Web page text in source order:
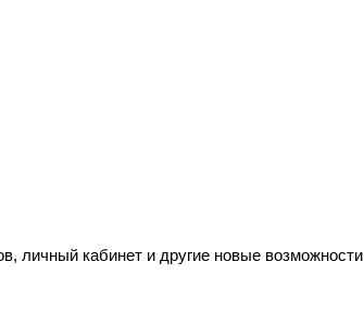
личный кабинет и другие новые возможности